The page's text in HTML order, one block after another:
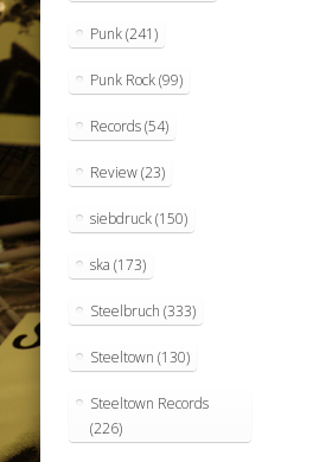
Punk(241)
Punk Rock(99)
Records(54)
Review(23)
siebdruck(150)
ska (173)
Steelbruch (333)
Steeltown (130)
Steeltown Records
(226)